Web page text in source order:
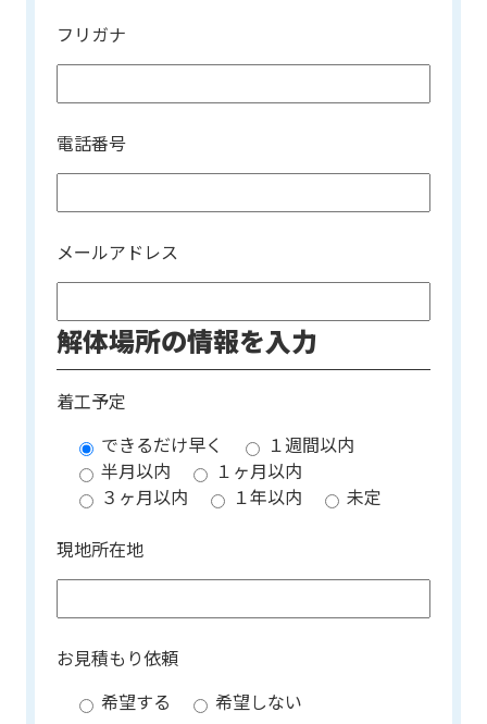
フリガナ
電話番号
メールアドレス
解体場所の情報を入力
着工予定
できるだけ早く
１週間以内
半月以内
１ヶ月以内
３ヶ月以内
１年以内
未定
現地所在地
お見積もり依頼
希望する
希望しない